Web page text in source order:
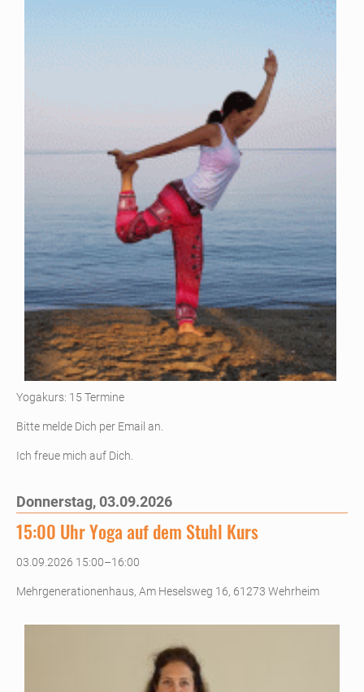
Yogakurs: 15 Termine
Bitte melde Dich per Email an.
Ich freue mich auf Dich.
Donnerstag, 03.09.2026
15:00 Uhr Yoga auf dem Stuhl Kurs
03.09.2026 15:00–16:00
Mehrgenerationenhaus, Am Heselsweg 16, 61273 Wehrheim